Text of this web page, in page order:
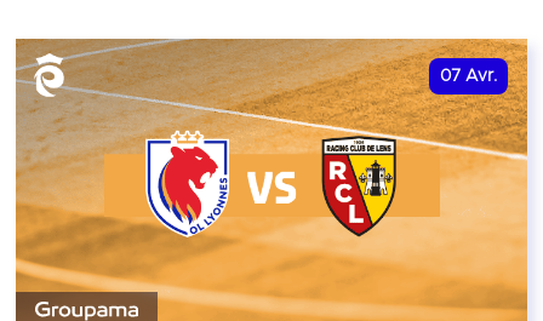
07 Avr.